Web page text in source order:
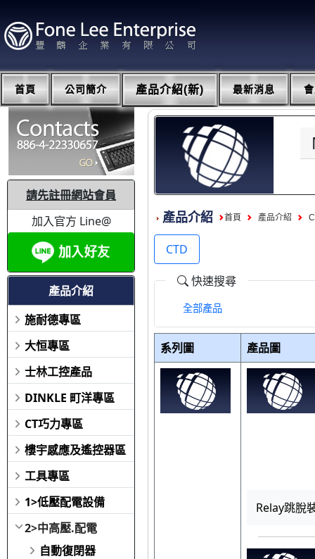
首頁 公司簡介 產品介紹(新) 最新消息
請先註冊網站會員
加入官方 Line@
產品介紹
施耐德專區
大恒專區
士林工控產品
DINKLE 町洋專區
CT巧力專區
樓宇感應及遙控器區
工具專區
1>低壓配電設備
2>中高壓.配電
自動復閉器
產品介紹 首頁 產品介紹
CTD
快速搜尋
全部產品
系列圖 產品圖
Relay跳脫